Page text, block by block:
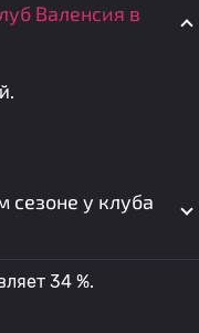
Валенсия в
сезоне у клуба
34 %.